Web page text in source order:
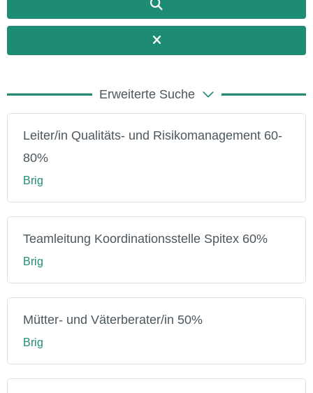
Erweiterte Suche
Leiter/in Qualitäts- und Risikomanagement 60-
80%
Brig
Teamleitung Koordinationsstelle Spitex 60%
Brig
Mütter- und Väterberater/in 50%
Brig